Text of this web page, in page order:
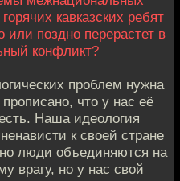
кавказских ребят
или поздно перерастет в
конфликт?
проблем нужна
что у нас её
Наша идеология
к своей стране
люди объединяются на
врагу, но у нас свой